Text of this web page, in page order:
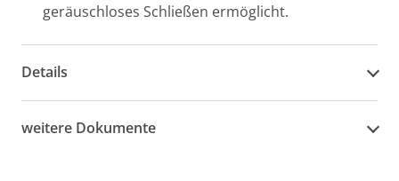
geräuschloses Schließen ermöglicht.
Details
weitere Dokumente